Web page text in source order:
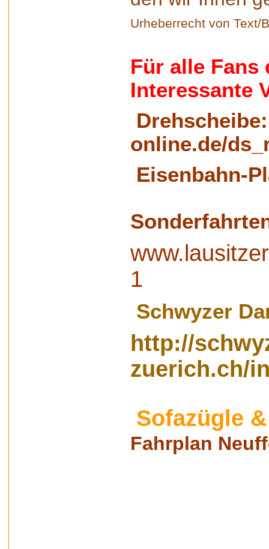
Urheberrecht von Text/
Für alle Fans
Interessante
Drehschei
online.de/
Eisenbahn-
1
Schwyzer
http://
zuerich.ch/
Sofazügle
Fahrplan